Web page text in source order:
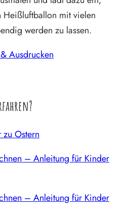
Heißluftballon mit vielen
werden zu lassen.
Ausdrucken
Ostern
– Anleitung für Kinder
– Anleitung für Kinder